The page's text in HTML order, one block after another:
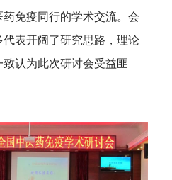
免疫同行的学术交流。会
表开阔了研究思路，理论
认为此次研讨会受益匪